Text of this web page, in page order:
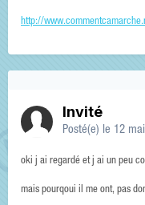
http://
Invité
Posté(e) le 12
oki j ai regardé et j ai un peu
mais pourqoui il me ont, pas